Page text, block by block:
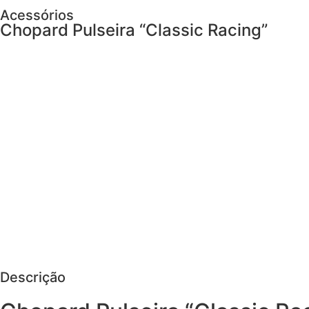
Acessórios
Chopard Pulseira “Classic Racing”
Descrição